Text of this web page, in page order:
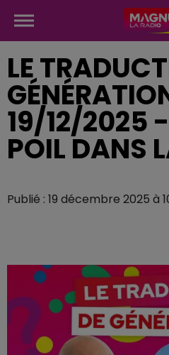
LE
19/12/2025
POIL DANS
Publié : 19 décembre 2025 à